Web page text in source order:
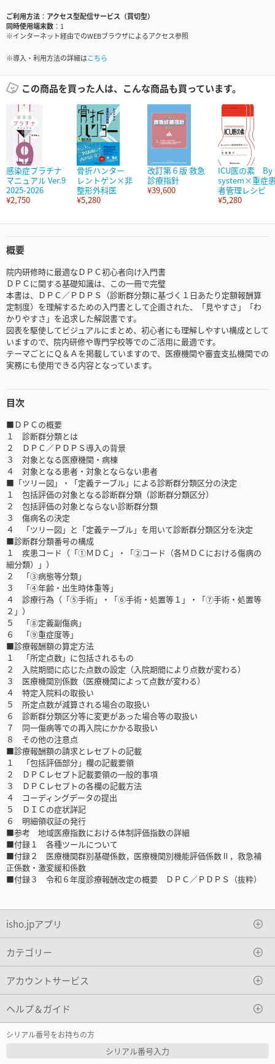
ご利用方法
アクセス型配信サービス（買切型）
同時使用端末数
1
※インターネット経由でのWEBブラウザによるアクセス参照
※導入・利用方法の詳細はこちら
この商品を買った人は、こんな商品も買っています。
感染症プラチナ
マニュアル Ver.9
2025-2026
¥2,750
骨折ハンター
レントゲン×非
整形外科医
¥5,280
改訂第６版 救急
診療指針
¥39,600
ICU医の素 By
system×重症
者管理レシピ
¥5,280
概要
院内研修時に最適なＤＰＣ初心者向け入門書
ＤＰＣに関する基礎知識は、この一冊で完璧
本書は、ＤＰＣ／ＰＤＰＳ（診断群分類に基づく１日あたり定額報酬算
定制度）を理解するための入門書として企画された、「見やすさ」「わ
かりやすさ」を追求した解説書です。
図表を駆使してビジュアルにまとめ、初心者にも理解しやすい構成として
いますので、院内研修や専門学校等でのご活用に最適です。
テーマごとにＱ＆Ａを掲載していますので、医療機関や審査支払機関での
実務にも使用できる内容となっています。
目次
■ＤＰＣの概要
１ 診断群分類とは
２ ＤＰＣ／ＰＤＰＳ導入の背景
３ 対象となる医療機関・病棟
４ 対象となる患者・対象とならない患者
■「ツリー図」・「定義テーブル」による診断群分類区分の決定
１ 包括評価の対象となる診断群分類（診断群分類区分）
２ 包括評価の対象とならない診断群分類
３ 傷病名の決定
４ 「ツリー図」と「定義テーブル」を用いて診断群分類区分を決定
■診断群分類番号の構成
１ 疾患コード（「①ＭＤＣ」・「②コード（各ＭＤＣにおける傷病の
細分類）」）
２ 「③病態等分類」
３ 「④年齢・出生時体重等」
４ 診療行為（「⑤手術」・「⑥手術・処置等１」・「⑦手術・処置等
２」）
５ 「⑧定義副傷病」
６ 「⑨重症度等」
■診療報酬額の算定方法
１ 「所定点数」に包括されるもの
２ 入院期間に応じた点数の設定（入院期間により点数が変わる）
３ 医療機関別係数（医療機関によって点数が変わる）
４ 特定入院料の取扱い
５ 所定点数が減算される場合の取扱い
６ 診断群分類区分等に変更があった場合等の取扱い
７ 同一傷病等での再入院にかかる取扱い
８ その他の注意点
■診療報酬額の請求とレセプトの記載
１ 「包括評価部分」欄の記載要領
２ ＤＰＣレセプト記載要領の一般的事項
３ ＤＰＣレセプトの各欄の記載方法
４ コーディングデータの提出
５ ＤＩＣの症状詳記
６ 明細領収証の発行
■参考 地域医療指数における体制評価指数の詳細
■付録１ 各種ツールについて
■付録２ 医療機関群別基礎係数，医療機関別機能評価係数Ⅱ，救急補
正係数・激変緩和係数
■付録３ 令和６年度診療報酬改定の概要 ＤＰＣ／ＰＤＰＳ（抜粋）
isho.jpアプリ
カテゴリー
アカウントサービス
ヘルプ＆ガイド
シリアル番号をお持ちの方
シリアル番号入力